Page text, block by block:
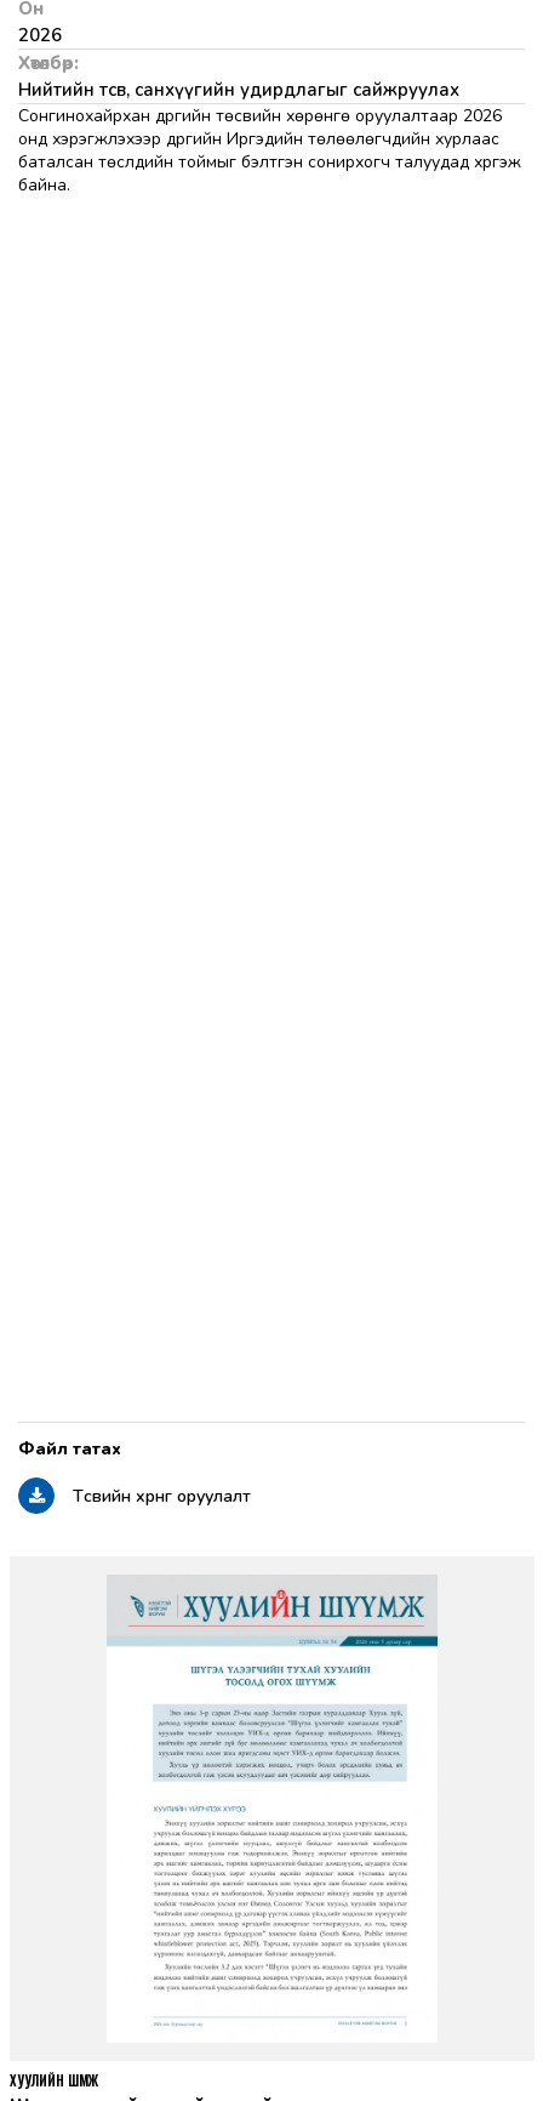
Он
2026
Хөтөлбөр:
Нийтийн төсөв, санхүүгийн удирдлагыг сайжруулах
Сонгинохайрхан дүүргийн төсвийн хөрөнгө оруулалтаар 2026
онд хэрэгжүүлэхээр дүүргийн Иргэдийн төлөөлөгчдийн хурлаас
баталсан төслүүдийн тоймыг бэлтгэн сонирхогч талуудад хүргэж
байна.
Төсвийн хөрөнгө оруулалт
ХУУЛИЙН ШҮҮМЖ